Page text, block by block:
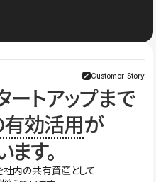
Customer Story
トアップまで
有効活用が
す。
社内の共有資産として